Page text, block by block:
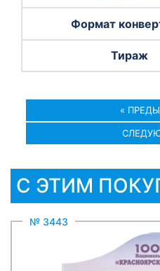
«
С ЭТИМ
№ 3443